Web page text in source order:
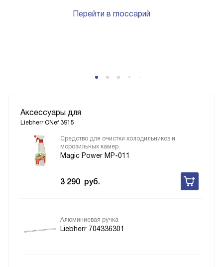
Перейти в глоссарий
Аксессуары для
Liebherr CNef 3915
Средство для очистки холодильников и
морозильных камер
Magic Power MP-011
3 290 руб.
Алюминиевая ручка
Liebherr 704336301